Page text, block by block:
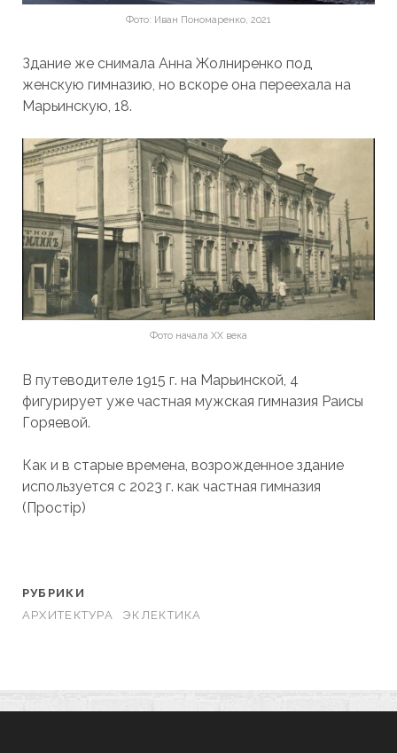
Фото: Иван Пономаренко, 2021
Здание же снимала Анна Жолниренко под
женскую гимназию, но вскоре она переехала на
Марьинскую, 18.
Фото начала ХХ века
В путеводителе 1915 г. на Марьинской, 4
фигурирует уже частная мужская гимназия Раисы
Горяевой.
Как и в старые времена, возрожденное здание
используется с 2023 г. как частная гимназия
(Простір)
РУБРИКИ
АРХИТЕКТУРА
ЭКЛЕКТИКА